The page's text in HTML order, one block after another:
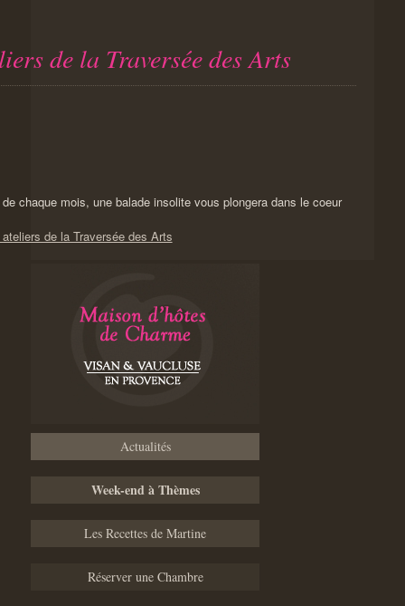
de la Traversée des Arts
chaque mois, une balade insolite vous plongera dans le coeur
de la Traversée des Arts
Actualités
Week-end à Thèmes
Les Recettes de Martine
Réserver une Chambre